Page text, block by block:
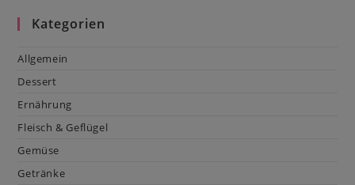
Kategorien
Allgemein
Dessert
Ernährung
Fleisch & Geflügel
Gemüse
Getränke